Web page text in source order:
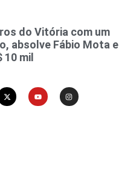
do Vitória com um
absolve Fábio Mota e
10 mil